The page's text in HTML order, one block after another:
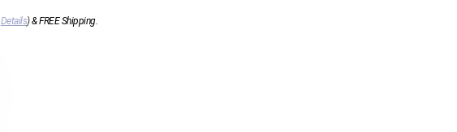
Details)&FREE Shipping.